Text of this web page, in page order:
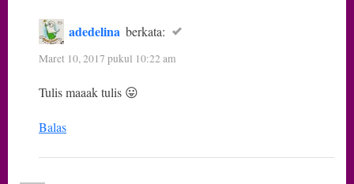
adedelina berkata:
Maret 10, 2017 pukul 10:22 am
Tulis maaak tulis 😛
Balas